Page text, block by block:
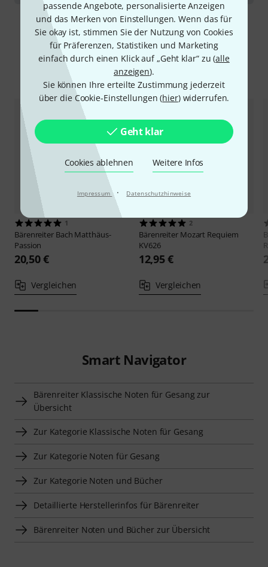
passende Angebote, personalisierte Anzeigen
und das Merken von Einstellungen. Wenn das für
Sie okay ist, stimmen Sie der Nutzung von Cookies
für Präferenzen, Statistiken und Marketing
einfach durch einen Klick auf „Geht klar“ zu (alle
anzeigen).
Sie können Ihre erteilte Zustimmung jederzeit
über die Cookie-Einstellungen (hier) widerrufen.
Geht klar
Cookies ablehnen Weitere Infos
Impressum · Datenschutzhinweise
Alternativen vergleichen
1
Bärenreiter Bach Matthäus-
Passion
20,50 €
Vergleichen
2
Bärenreiter Mozart Requiem
KV626
12,95 €
Vergleichen
Smart Navigator
Bärenreiter Klassische Noten für Gesang zur
Übersicht
Zur Kategorie Klassische Noten für Gesang
Zur Kategorie Noten für Gesang
Zur Kategorie Noten und Bücher
Detaillierte Herstellerinfos für Bärenreiter
Bärenreiter Noten und Bücher zur Übersicht